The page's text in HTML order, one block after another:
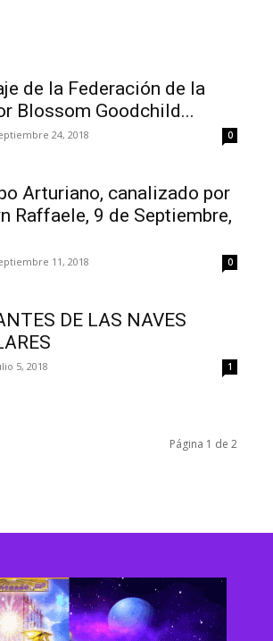
de la Federación de la
Blossom Goodchild...
24, 2018 0
Arturiano, canalizado por
Raffaele, 9 de Septiembre,
11, 2018 0
DE LAS NAVES
5, 2018 1
Página 1 de 2